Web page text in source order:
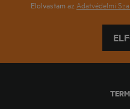
Elolvastam az Adatvédelmi